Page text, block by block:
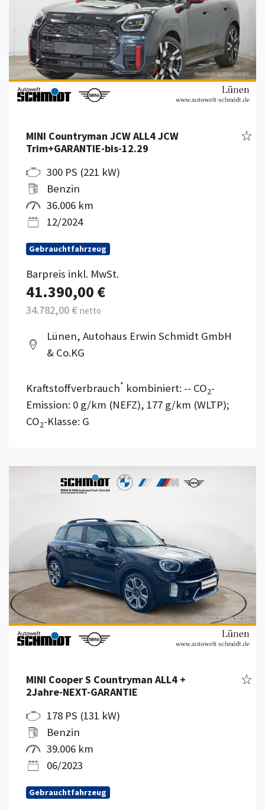
MINI Countryman JCW ALL4 JCW
Trim+GARANTIE-bis-12.29
300 PS (221 kW)
Benzin
36.006 km
12/2024
Gebrauchtfahrzeug
Barpreis inkl. MwSt.
41.390,00 €
34.782,00 € netto
Lünen, Autohaus Erwin Schmidt GmbH
& Co.KG
Kraftstoffverbrauch* kombiniert: -- CO2-
Emission: 0 g/km (NEFZ), 177 g/km (WLTP);
CO2-Klasse: G
MINI Cooper S Countryman ALL4 +
2Jahre-NEXT-GARANTIE
178 PS (131 kW)
Benzin
39.006 km
06/2023
Gebrauchtfahrzeug